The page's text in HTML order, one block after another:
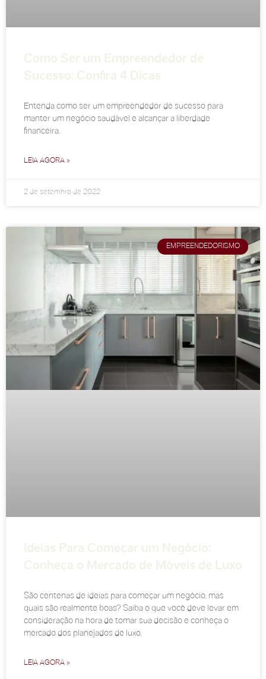
Como Ser um Empreendedor de
Sucesso: Confira 4 Dicas
Entenda como ser um empreendedor de sucesso para
manter um negócio saudável e alcançar a liberdade
financeira.
LEIA AGORA »
2 de setembro de 2022
EMPREENDEDORISMO
Ideias Para Começar um Negócio:
Conheça o Mercado de Móveis de Luxo
São centenas de ideias para começar um negócio, mas
quais são realmente boas? Saiba o que você deve levar em
consideração na hora de tomar sua decisão e conheça o
mercado dos planejados de luxo.
LEIA AGORA »